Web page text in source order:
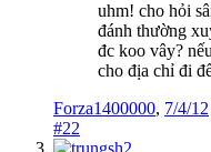
uhm! cho hỏi
đánh thường
đc koo vây?
cho địa chỉ đi
Forza1400000, 7/4/12
#22